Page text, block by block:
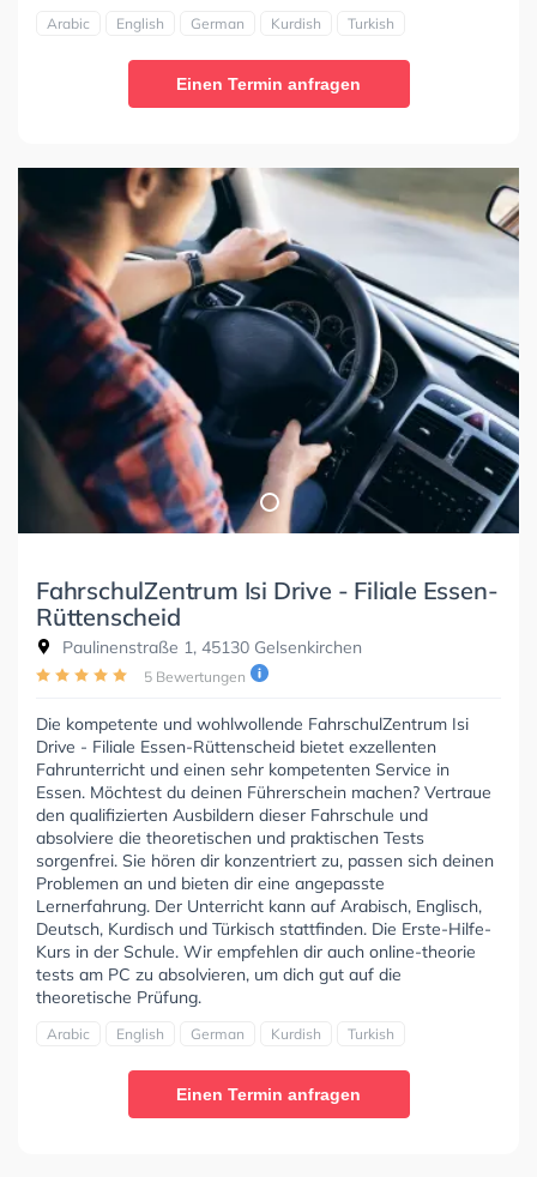
Arabic English German Kurdish Turkish
Einen Termin anfragen
FahrschulZentrum Isi Drive - Filiale Essen-
Rüttenscheid
Paulinenstraße 1, 45130 Gelsenkirchen
5 Bewertungen
Die kompetente und wohlwollende FahrschulZentrum Isi
Drive - Filiale Essen-Rüttenscheid bietet exzellenten
Fahrunterricht und einen sehr kompetenten Service in
Essen. Möchtest du deinen Führerschein machen? Vertraue
den qualifizierten Ausbildern dieser Fahrschule und
absolviere die theoretischen und praktischen Tests
sorgenfrei. Sie hören dir konzentriert zu, passen sich deinen
Problemen an und bieten dir eine angepasste
Lernerfahrung. Der Unterricht kann auf Arabisch, Englisch,
Deutsch, Kurdisch und Türkisch stattfinden. Die Erste-Hilfe-
Kurs in der Schule. Wir empfehlen dir auch online-theorie
tests am PC zu absolvieren, um dich gut auf die
theoretische Prüfung.
Arabic English German Kurdish Turkish
Einen Termin anfragen